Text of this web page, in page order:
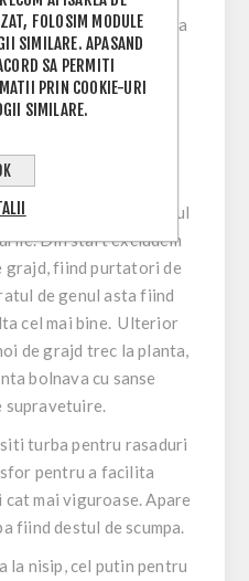
mari de supravetuire la
si el
cu rezistenta
e sa alegem substratul
Din start excludem
grajd, fiind purtatori de
de genul asta fiind
cel mai bine. Ulterior
de grajd trec la planta,
bolnava cu sanse
supravetuire.
turba pentru rasaduri
pentru a facilita
mai viguroase. Apare
fiind destul de scumpa.
la nisip, cel putin pentru
FOLOSIM MODULE
SIMILARE. APASAND
SA PERMITI
PRIN COOKIE-URI
SIMILARE.